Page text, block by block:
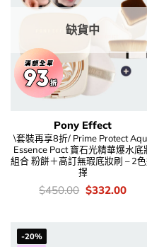
缺貨中
Pony Effect
\套裝再享8折/ Prime Protect
Essence Pact 寶石光精華爆水底
組合 粉餅＋高訂無瑕底妝刷 – 2
擇
價
$450.00 Original
$332.00
-20%